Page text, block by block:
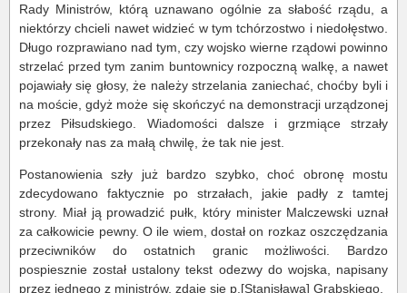
Rady Ministrów, którą uznawano ogólnie za słabość rządu, a
niektórzy chcieli nawet widzieć w tym tchórzostwo i niedołęstwo.
Długo rozprawiano nad tym, czy wojsko wierne rządowi powinno
strzelać przed tym zanim buntownicy rozpoczną walkę, a nawet
pojawiały się głosy, że należy strzelania zaniechać, choćby byli i
na moście, gdyż może się skończyć na demonstracji urządzonej
przez Piłsudskiego. Wiadomości dalsze i grzmiące strzały
przekonały nas za małą chwilę, że tak nie jest.
Postanowienia szły już bardzo szybko, choć obronę mostu
zdecydowano faktycznie po strzałach, jakie padły z tamtej
strony. Miał ją prowadzić pułk, który minister Malczewski uznał
za całkowicie pewny. O ile wiem, dostał on rozkaz oszczędzania
przeciwników do ostatnich granic możliwości. Bardzo
pospiesznie został ustalony tekst odezwy do wojska, napisany
przez jednego z ministrów, zdaje się p.[Stanisława] Grabskiego.